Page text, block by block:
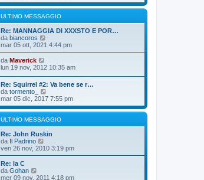
g
g
i
o
e
s
s
a
g
g
i
i
m
o
m
s
g
g
i
o
d
i
u
l
t
m
o
m
e
s
a
g
g
i
o
ULTIMO MESSAGGIO
Re: MANNAGGIA DI XXXSTO E POR…
da biancoros
e
d
u
t
i
o
m
e
s
s
a
g
i
mar 05 ott, 2021 4:44 pm
da Maverick
e
i
u
l
t
i
m
o
m
e
s
s
a
lun 19 nov, 2012 10:35 am
Re: Squirrel #2: Va bene se r…
da tormento_
e
d
i
u
l
t
m
o
s
mar 05 dic, 2017 7:55 pm
ULTIMO MESSAGGIO
Re: John Ruskin
da Il Padrino
e
d
l
ven 26 nov, 2010 3:19 pm
Re: la C
da Gohan
e
mer 09 nov, 2011 4:18 pm